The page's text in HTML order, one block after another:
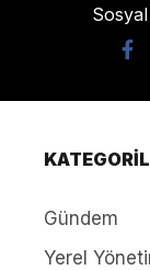
Gündem
Yerel